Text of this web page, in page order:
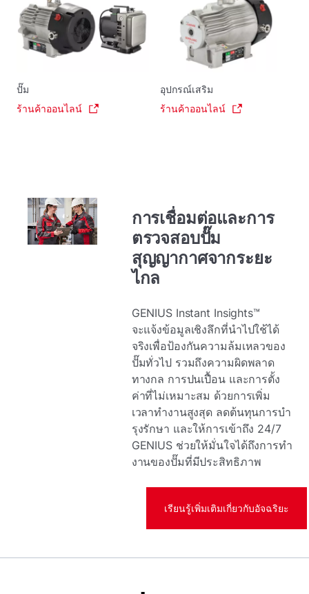
ปั๊ม
ร้านค้าออนไลน์
อุปกรณ์เสริม
ร้านค้าออนไลน์
การเชื่อมต่อและการ
ตรวจสอบปั๊ม
สุญญากาศจากระยะ
ไกล
GENIUS Instant Insights™
จะแจ้งข้อมูลเชิงลึกที่นําไปใช้ได้
จริงเพื่อป้องกันความล้มเหลวของ
ปั๊มทั่วไป รวมถึงความผิดพลาด
ทางกล การปนเปื้อน และการตั้ง
ค่าที่ไม่เหมาะสม ด้วยการเพิ่ม
เวลาทํางานสูงสุด ลดต้นทุนการบํา
รุงรักษา และให้การเข้าถึง 24/7
GENIUS ช่วยให้มั่นใจได้ถึงการทํา
งานของปั๊มที่มีประสิทธิภาพ
เรียนรู้เพิ่มเติมเกี่ยวกับอัจฉริยะ